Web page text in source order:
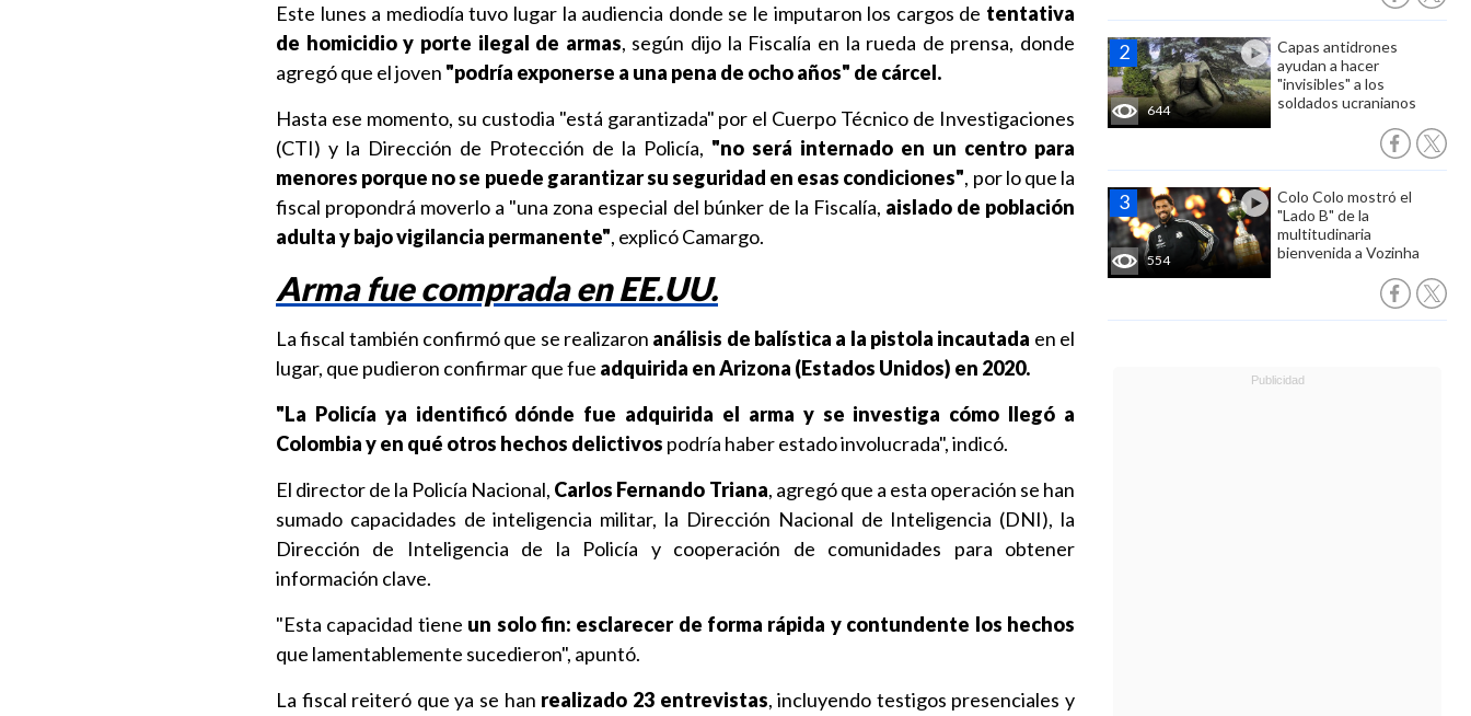
644
Capas antidrones
ayudan a hacer
"invisibles" a los
soldados ucranianos
554
Colo Colo mostró el
"Lado B" de la
multitudinaria
bienvenida a Vozinha
Este lunes a mediodía tuvo lugar la audiencia donde se le imputaron los cargos de tentativa
de homicidio y porte ilegal de armas, según dijo la Fiscalía en la rueda de prensa, donde
agregó que el joven "podría exponerse a una pena de ocho años" de cárcel.
Hasta ese momento, su custodia "está garantizada" por el Cuerpo Técnico de Investigaciones
(CTI) y la Dirección de Protección de la Policía, "no será internado en un centro para
menores porque no se puede garantizar su seguridad en esas condiciones", por lo que la
fiscal propondrá moverlo a "una zona especial del búnker de la Fiscalía, aislado de población
adulta y bajo vigilancia permanente", explicó Camargo.
Arma fue comprada en EE.UU.
La fiscal también confirmó que se realizaron análisis de balística a la pistola incautada en el
lugar, que pudieron confirmar que fue adquirida en Arizona (Estados Unidos) en 2020.
"La Policía ya identificó dónde fue adquirida el arma y se investiga cómo llegó a
Colombia y en qué otros hechos delictivos podría haber estado involucrada", indicó.
El director de la Policía Nacional, Carlos Fernando Triana, agregó que a esta operación se han
sumado capacidades de inteligencia militar, la Dirección Nacional de Inteligencia (DNI), la
Dirección de Inteligencia de la Policía y cooperación de comunidades para obtener
información clave.
"Esta capacidad tiene un solo fin: esclarecer de forma rápida y contundente los hechos
que lamentablemente sucedieron", apuntó.
La fiscal reiteró que ya se han realizado 23 entrevistas, incluyendo testigos presenciales y